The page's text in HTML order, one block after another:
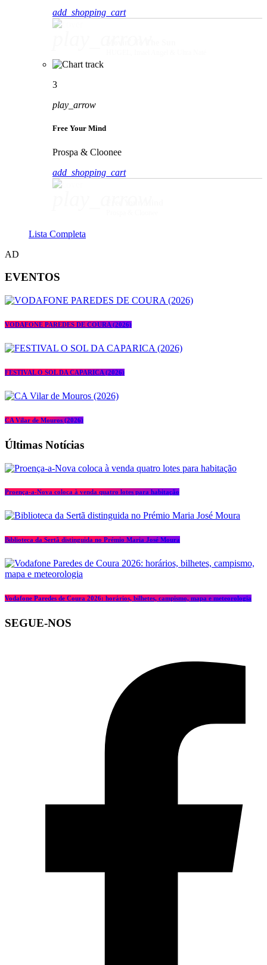
add_shopping_cart
3
play_arrow
Free Your Mind
Prospa & Cloonee
add_shopping_cart
Lista Completa
AD
EVENTOS
VODAFONE PAREDES DE COURA (2026)
FESTIVAL O SOL DA CAPARICA (2026)
CA Vilar de Mouros (2026)
Últimas Notícias
Proença-a-Nova coloca à venda quatro lotes para habitação
Biblioteca da Sertã distinguida no Prémio Maria José Moura
Vodafone Paredes de Coura 2026: horários, bilhetes, campismo, mapa e meteorologia
SEGUE-NOS